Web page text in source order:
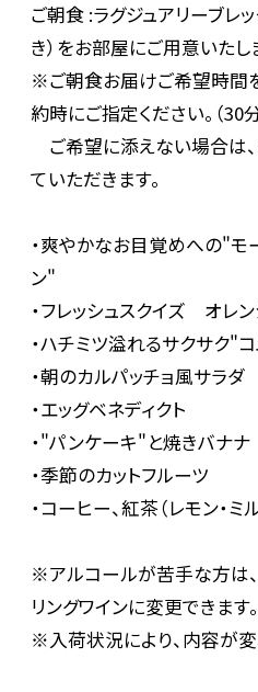
ご朝食 :ラグジュアリーブレ
き）をお部屋にご用意いたし
※ご朝食お届けご希望時間
約時にご指定ください。（30
ご希望に添えない場合は
ていただきます。
・爽やかなお目覚めへの"モ
ン"
・フレッシュスクイズ オレ
・ハチミツ溢れるサクサク"
・朝のカルパッチョ風サラダ
・エッグベネディクト
・"パンケーキ"と焼きバナナ
・季節のカットフルーツ
・コーヒー、紅茶（レモン・
※アルコールが苦手な方は
リングワインに変更できます。
※入荷状況により、内容が変